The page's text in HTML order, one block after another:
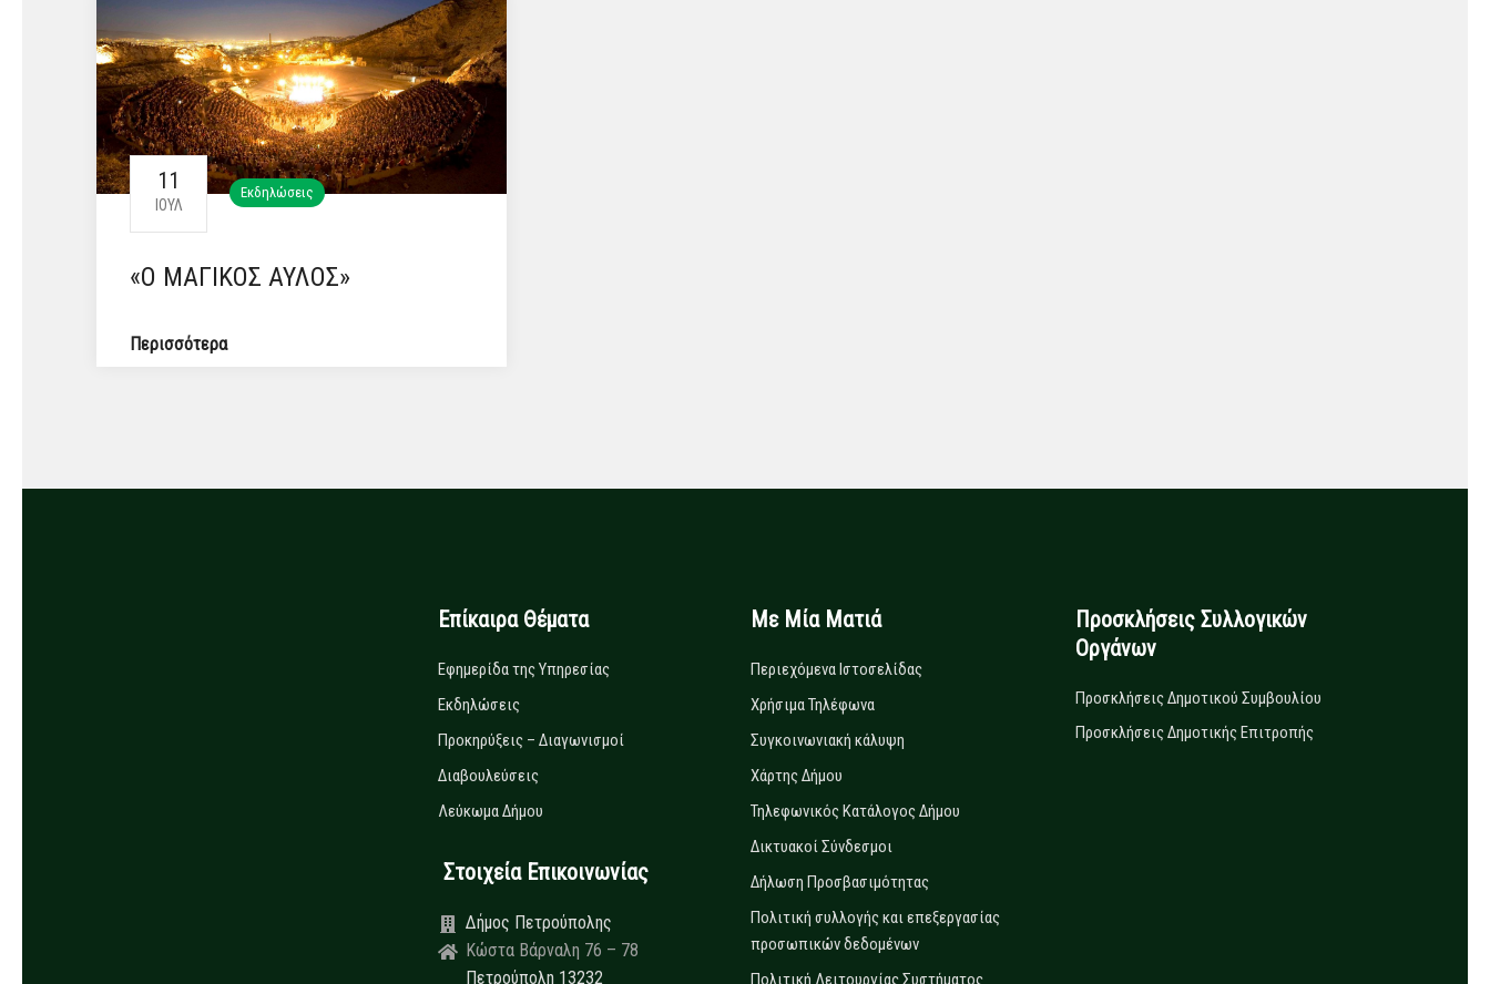
11
ΙΟΎΛ
Εκδηλώσεις
«Ο ΜΑΓΙΚΟΣ ΑΥΛΟΣ»
Περισσότερα
Επίκαιρα Θέματα
Εφημερίδα της Υπηρεσίας
Εκδηλώσεις
Προκηρύξεις – Διαγωνισμοί
Διαβουλεύσεις
Λεύκωμα Δήμου
Στοιχεία Επικοινωνίας
Δήμος Πετρούπολης
Κώστα Βάρναλη 76 – 78
Πετρούπολη 13232
Με Μία Ματιά
Περιεχόμενα Ιστοσελίδας
Χρήσιμα Τηλέφωνα
Συγκοινωνιακή κάλυψη
Χάρτης Δήμου
Τηλεφωνικός Κατάλογος Δήμου
Δικτυακοί Σύνδεσμοι
Δήλωση Προσβασιμότητας
Πολιτική συλλογής και επεξεργασίας
προσωπικών δεδομένων
Πολιτική Λειτουργίας Συστήματος
Προσκλήσεις Συλλογικών
Οργάνων
Προσκλήσεις Δημοτικού Συμβουλίου
Προσκλήσεις Δημοτικής Επιτροπής